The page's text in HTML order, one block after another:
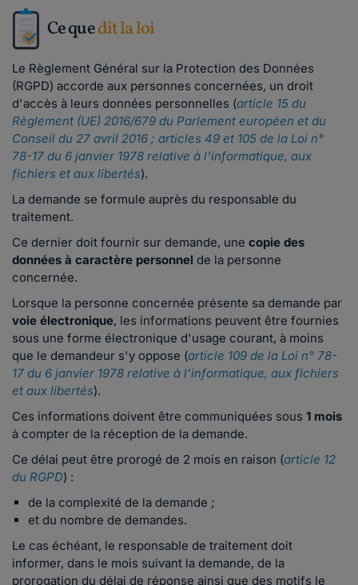
Ce quedit la loi
Le Règlement Général sur la Protection des Données
(RGPD) accorde aux personnes concernées, un droit
d'accès à leurs données personnelles (article 15 du
Règlement (UE) 2016/679 du Parlement européen et du
Conseil du 27 avril 2016 ; articles 49 et 105 de la Loi n°
78-17 du 6 janvier 1978 relative à l'informatique, aux
fichiers et aux libertés).
La demande se formule auprès du responsable du
traitement.
Ce dernier doit fournir sur demande, une copie des
données à caractère personnel de la personne
concernée.
Lorsque la personne concernée présente sa demande par
voie électronique, les informations peuvent être fournies
sous une forme électronique d'usage courant, à moins
que le demandeur s'y oppose (article 109 de la Loi n° 78-
17 du 6 janvier 1978 relative à l'informatique, aux fichiers
et aux libertés).
Ces informations doivent être communiquées sous 1 mois
à compter de la réception de la demande.
Ce délai peut être prorogé de 2 mois en raison (article 12
du RGPD) :
de la complexité de la demande ;
et du nombre de demandes.
Le cas échéant, le responsable de traitement doit
informer, dans le mois suivant la demande, de la
prorogation du délai de réponse ainsi que des motifs le